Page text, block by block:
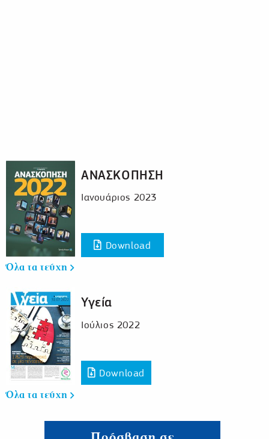
ΑΝΑΣΚΟΠΗΣΗ
Ιανουάριος 2023
Download
Όλα τα τεύχη
Υγεία
Ιούλιος 2022
Download
Όλα τα τεύχη